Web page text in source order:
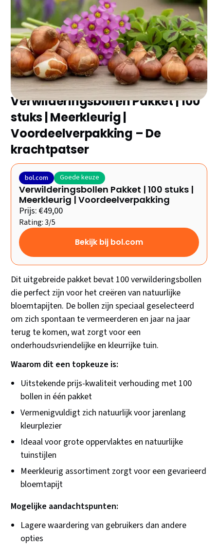
Zoek je de beste bloembollen zonder eindeloos te
vergelijken? Wij hebben de 5 topmodellen van 2025
voor je geselecteerd en de belangrijkste plus- en
minpunten op een rij gezet. Ontdek snel welke het
beste bij jou past!
Verwilderingsbollen Pakket | 100
stuks | Meerkleurig |
Voordeelverpakking – De
krachtpatser
bol.com Goede keuze
Verwilderingsbollen Pakket | 100 stuks |
Meerkleurig | Voordeelverpakking
Prijs: €49,00
Rating: 3/5
Bekijk bij bol.com
Dit uitgebreide pakket bevat 100 verwilderingsbollen
die perfect zijn voor het creëren van natuurlijke
bloemtapijten. De bollen zijn speciaal geselecteerd
om zich spontaan te vermeerderen en jaar na jaar
terug te komen, wat zorgt voor een
onderhoudsvriendelijke en kleurrijke tuin.
Waarom dit een topkeuze is:
Uitstekende prijs-kwaliteit verhouding met 100
bollen in één pakket
Vermenigvuldigt zich natuurlijk voor jarenlang
kleurplezier
Ideaal voor grote oppervlaktes en natuurlijke
tuinstijlen
Meerkleurig assortiment zorgt voor een gevarieerd
bloemtapijt
Mogelijke aandachtspunten:
Lagere waardering van gebruikers dan andere
opties